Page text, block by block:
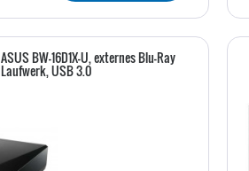
ASUS BW-16D1X-U, externes Blu-Ray
Laufwerk, USB 3.0